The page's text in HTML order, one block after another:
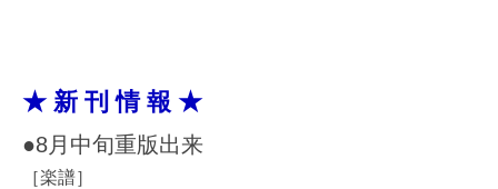
★ 新 刊 情 報 ★
●8月中旬重版出来
［楽譜］